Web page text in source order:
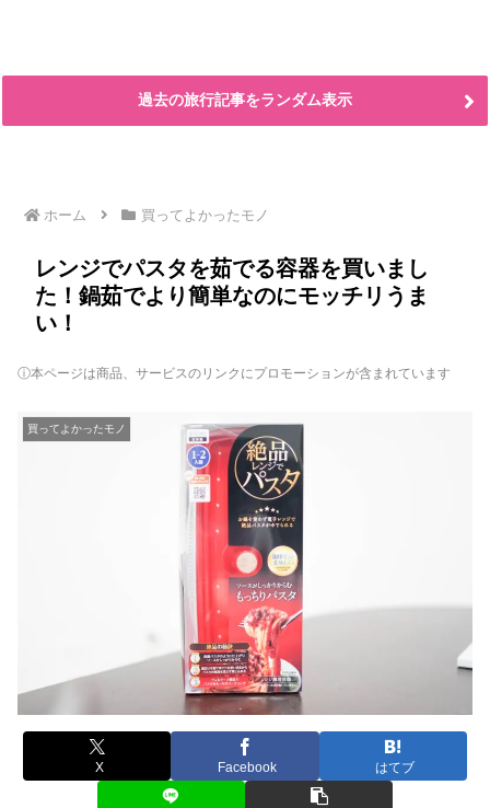
過去の旅行記事をランダム表示
ホーム 買ってよかったモノ
レンジでパスタを茹でる容器を買いまし
た！鍋茹でより簡単なのにモッチリうま
い！
ⓘ本ページは商品、サービスのリンクにプロモーションが含まれています
買ってよかったモノ
X Facebook はてブ